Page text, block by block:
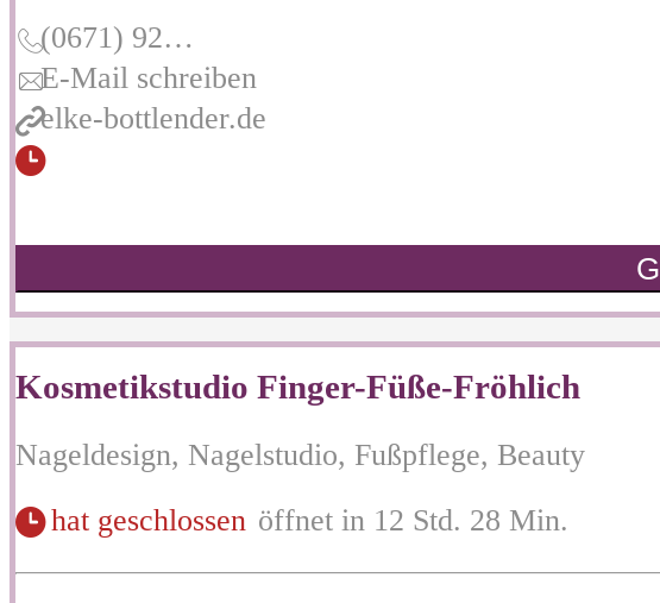
(0671) 92…
E-Mail schreiben
elke-bottlender.de
Kosmetikstudio Finger-Füße-Fröhlich
Nageldesign, Nagelstudio, Fußpflege, Beauty
hat geschlossen öffnet in 12 Std. 28 Min.